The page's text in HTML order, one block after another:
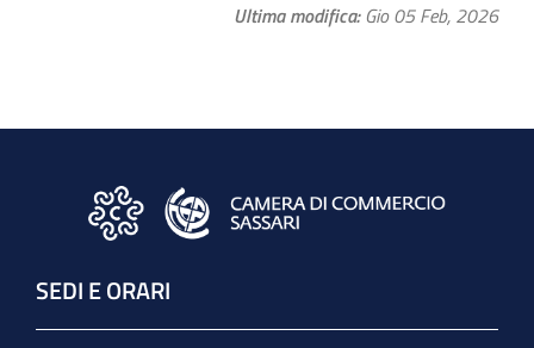
Ultima modifica Gio 05 Feb, 2026
SEDI E ORARI